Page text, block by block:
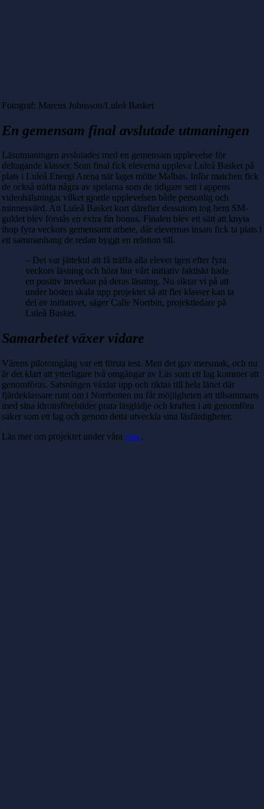
Fotograf: Marcus Johnsson/Luleå Basket
En gemensam final avslutade utmaningen
Läsutmaningen avslutades med en gemensam upplevelse för
deltagande klasser. Som final fick eleverna uppleva Luleå Basket på
plats i Luleå Energi Arena när laget mötte Malbas. Inför matchen fick
de också träffa några av spelarna som de tidigare sett i appens
videohälsningar vilket gjorde upplevelsen både personlig och
minnesvärd. Att Luleå Basket kort därefter dessutom tog hem SM-
guldet blev förstås en extra fin bonus. Finalen blev ett sätt att knyta
ihop fyra veckors gemensamt arbete, där elevernas insats fick ta plats i
ett sammanhang de redan byggt en relation till.
– Det var jättekul att få träffa alla elever igen efter fyra
veckors läsning och höra hur vårt initiativ faktiskt hade
en positiv inverkan på deras läsning. Nu siktar vi på att
under hösten skala upp projektet så att fler klasser kan ta
del av initiativet, säger Calle Norrbin, projektledare på
Luleå Basket.
Samarbetet växer vidare
Vårens pilotomgång var ett första test. Men det gav mersmak, och nu
är det klart att ytterligare två omgångar av Läs som ett lag kommer att
genomföras. Satsningen växlar upp och riktas till hela länet där
fjärdeklassare runt om i Norrbotten nu får möjligheten att tillsammans
med sina idrottsförebilder prata läsglädje och kraften i att genomföra
saker som ett lag och genom detta utveckla sina läsfärdigheter.
Läs mer om projektet under våra case.